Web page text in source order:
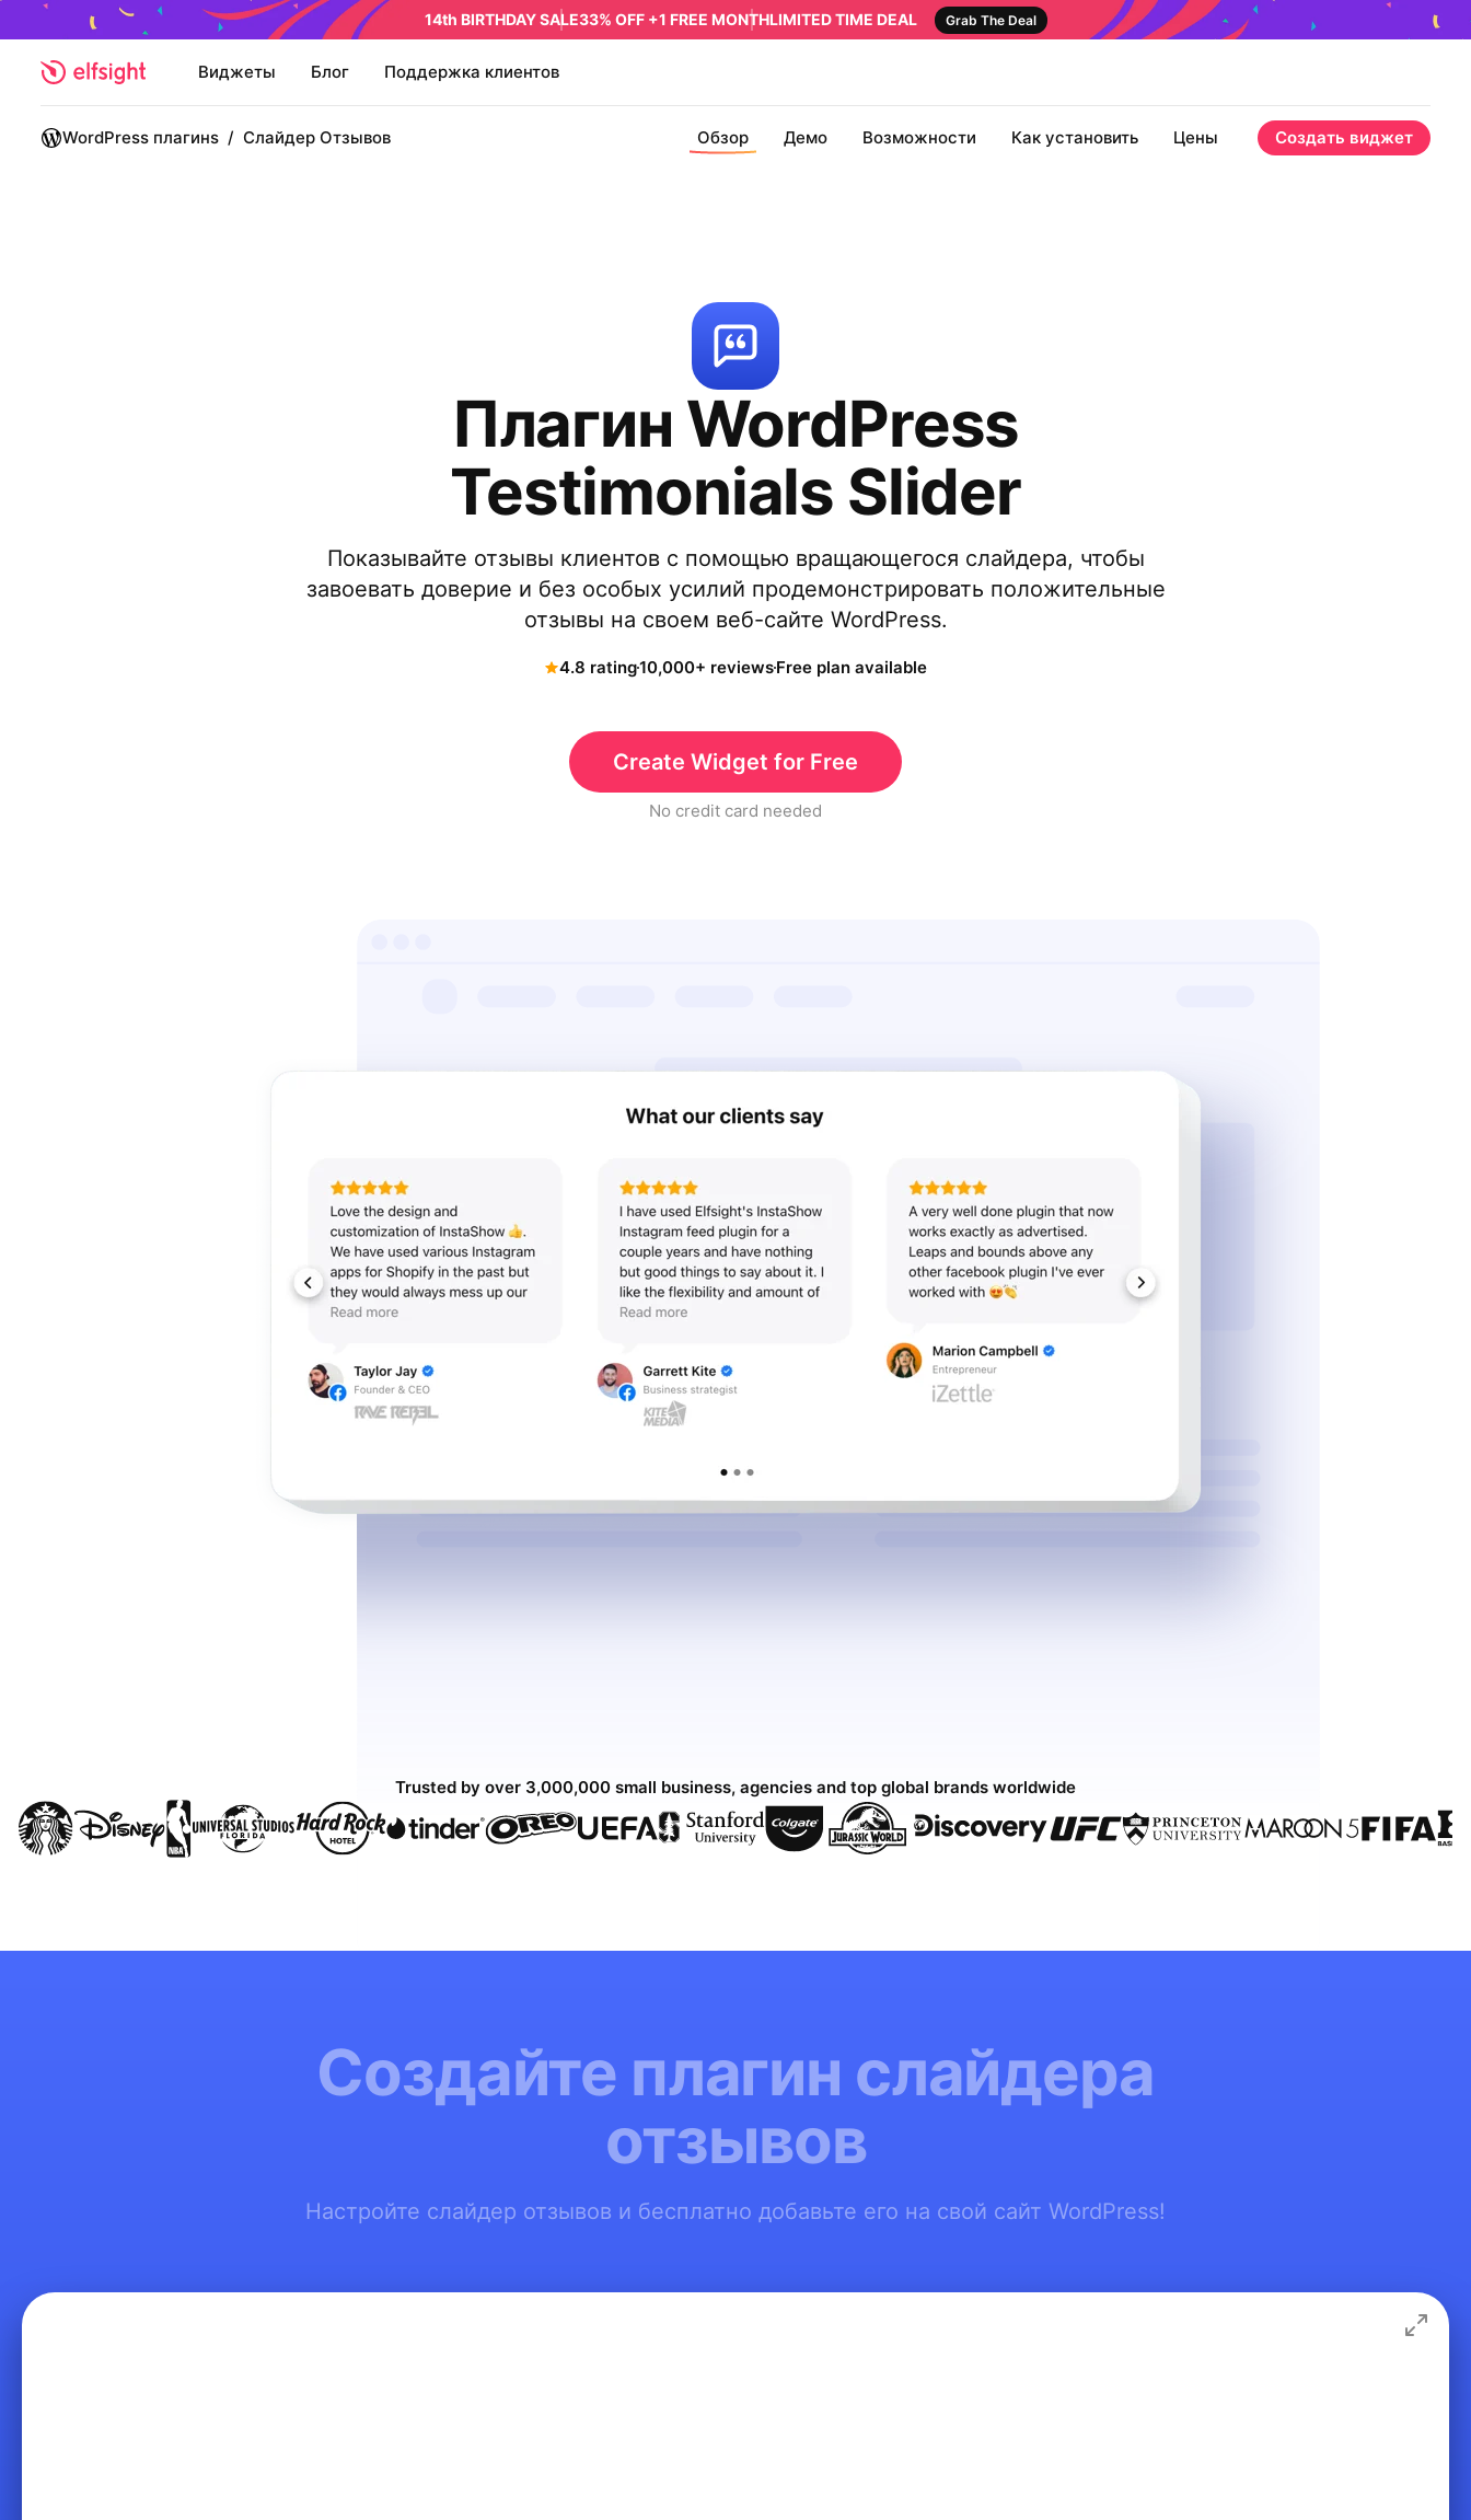
14th BIRTHDAY SALE33% OFF +1 FREE MONTHLIMITED TIME DEAL Grab The Deal
Виджеты Блог Поддержка клиентов
WordPress плагинs / Слайдер Отзывов Обзор Демо Возможности Как установить Цены Создать виджет
Плагин WordPress
Testimonials Slider
Показывайте отзывы клиентов с помощью вращающегося слайдера, чтобы
завоевать доверие и без особых усилий продемонстрировать положительные
отзывы на своем веб-сайте WordPress.
4.8 rating10,000+ reviewsFree plan available
Create Widget for Free
No credit card needed
Trusted by over 3,000,000 small business, agencies and top global brands worldwide
Создайте плагин слайдера
отзывов
Настройте слайдер отзывов и бесплатно добавьте его на свой сайт WordPress!